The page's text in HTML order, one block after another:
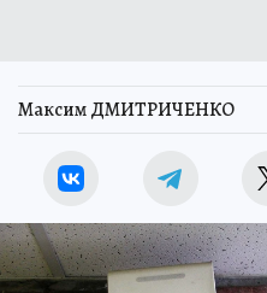
Максим ДМИТРИЧЕНКО